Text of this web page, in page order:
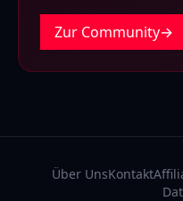
Zur Community→
Über UnsKontakt